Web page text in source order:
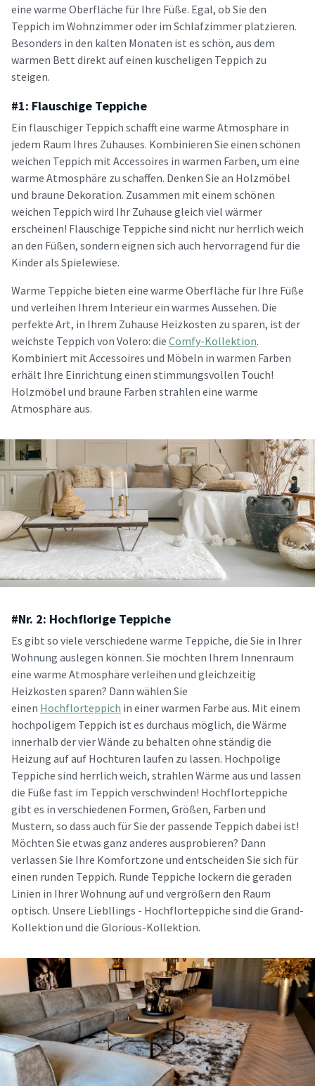
eine warme Oberfläche für Ihre Füße. Egal, ob Sie den
Teppich im Wohnzimmer oder im Schlafzimmer platzieren.
Besonders in den kalten Monaten ist es schön, aus dem
warmen Bett direkt auf einen kuscheligen Teppich zu
steigen.
#1: Flauschige Teppiche
Ein flauschiger Teppich schafft eine warme Atmosphäre in
jedem Raum Ihres Zuhauses. Kombinieren Sie einen schönen
weichen Teppich mit Accessoires in warmen Farben, um eine
warme Atmosphäre zu schaffen. Denken Sie an Holzmöbel
und braune Dekoration. Zusammen mit einem schönen
weichen Teppich wird Ihr Zuhause gleich viel wärmer
erscheinen! Flauschige Teppiche sind nicht nur herrlich weich
an den Füßen, sondern eignen sich auch hervorragend für die
Kinder als Spielewiese.
Warme Teppiche bieten eine warme Oberfläche für Ihre Füße
und verleihen Ihrem Interieur ein warmes Aussehen. Die
perfekte Art, in Ihrem Zuhause Heizkosten zu sparen, ist der
weichste Teppich von Volero: die Comfy-Kollektion.
Kombiniert mit Accessoires und Möbeln in warmen Farben
erhält Ihre Einrichtung einen stimmungsvollen Touch!
Holzmöbel und braune Farben strahlen eine warme
Atmosphäre aus.
#Nr. 2: Hochflorige Teppiche
Es gibt so viele verschiedene warme Teppiche, die Sie in Ihrer
Wohnung auslegen können. Sie möchten Ihrem Innenraum
eine warme Atmosphäre verleihen und gleichzeitig
Heizkosten sparen? Dann wählen Sie
einen Hochflorteppich in einer warmen Farbe aus. Mit einem
hochpoligem Teppich ist es durchaus möglich, die Wärme
innerhalb der vier Wände zu behalten ohne ständig die
Heizung auf auf Hochturen laufen zu lassen. Hochpolige
Teppiche sind herrlich weich, strahlen Wärme aus und lassen
die Füße fast im Teppich verschwinden! Hochflorteppiche
gibt es in verschiedenen Formen, Größen, Farben und
Mustern, so dass auch für Sie der passende Teppich dabei ist!
Möchten Sie etwas ganz anderes ausprobieren? Dann
verlassen Sie Ihre Komfortzone und entscheiden Sie sich für
einen runden Teppich. Runde Teppiche lockern die geraden
Linien in Ihrer Wohnung auf und vergrößern den Raum
optisch. Unsere Liebllings - Hochflorteppiche sind die Grand-
Kollektion und die Glorious-Kollektion.